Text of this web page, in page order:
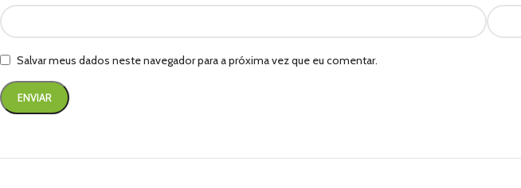
Salvar meus dados neste navegador para a próxima vez que eu comentar.